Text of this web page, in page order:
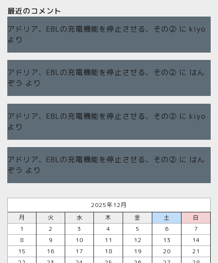
最近のコメント
アドリア、EBLの充電機能を停止させる、その② に kiyo
より
アドリア、EBLの充電機能を停止させる、その② に はん
ぞう より
アドリア、EBLの充電機能を停止させる、その② に kiyo
より
アドリア、EBLの充電機能を停止させる、その② に はん
ぞう より
2025年12月
月
火 水 木 金 土
日
1
2 3 4 5 6
7
8
9 10 11 12 13
14
15
16 17 18 19 20
21